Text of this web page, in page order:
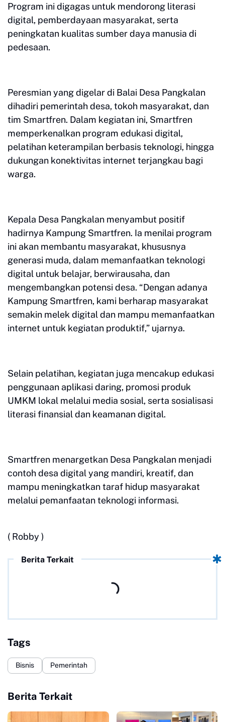
Program ini digagas untuk mendorong literasi
digital, pemberdayaan masyarakat, serta
peningkatan kualitas sumber daya manusia di
pedesaan.
Peresmian yang digelar di Balai Desa Pangkalan
dihadiri pemerintah desa, tokoh masyarakat, dan
tim Smartfren. Dalam kegiatan ini, Smartfren
memperkenalkan program edukasi digital,
pelatihan keterampilan berbasis teknologi, hingga
dukungan konektivitas internet terjangkau bagi
warga.
Kepala Desa Pangkalan menyambut positif
hadirnya Kampung Smartfren. Ia menilai program
ini akan membantu masyarakat, khususnya
generasi muda, dalam memanfaatkan teknologi
digital untuk belajar, berwirausaha, dan
mengembangkan potensi desa. “Dengan adanya
Kampung Smartfren, kami berharap masyarakat
semakin melek digital dan mampu memanfaatkan
internet untuk kegiatan produktif,” ujarnya.
Selain pelatihan, kegiatan juga mencakup edukasi
penggunaan aplikasi daring, promosi produk
UMKM lokal melalui media sosial, serta sosialisasi
literasi finansial dan keamanan digital.
Smartfren menargetkan Desa Pangkalan menjadi
contoh desa digital yang mandiri, kreatif, dan
mampu meningkatkan taraf hidup masyarakat
melalui pemanfaatan teknologi informasi.
( Robby )
Berita Terkait
Tags
Bisnis Pemerintah
Berita Terkait